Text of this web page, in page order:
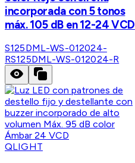
incorporada con 5 tonos
máx. 105 dB en 12-24 VCD
S125DML-WS-012024-
RS125DML-WS-012024-R
QLIGHT